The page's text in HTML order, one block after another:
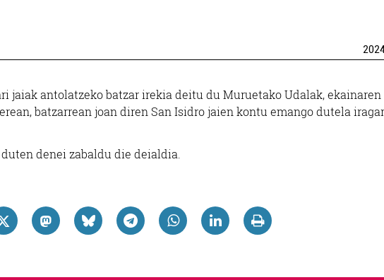
jaiak antolatzeko batzar irekia deitu du Muruetako Udalak, ekainaren
batzarrean joan diren San Isidro jaien kontu emango dutela
denei zabaldu die deialdia.